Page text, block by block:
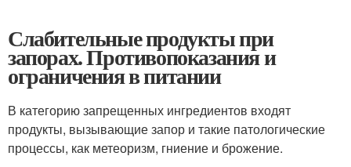
Слабительные продукты при
запорах. Противопоказания и
ограничения в питании
В категорию запрещенных ингредиентов входят
продукты, вызывающие запор и такие патологические
процессы, как метеоризм, гниение и брожение.